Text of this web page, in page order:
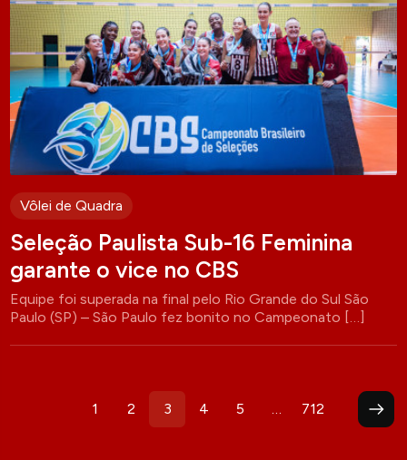
Vôlei de Quadra
Seleção Paulista Sub-16 Feminina
garante o vice no CBS
Equipe foi superada na final pelo Rio Grande do Sul São
Paulo (SP) – São Paulo fez bonito no Campeonato […]
Paginação
1 2 3 4 5 … 712